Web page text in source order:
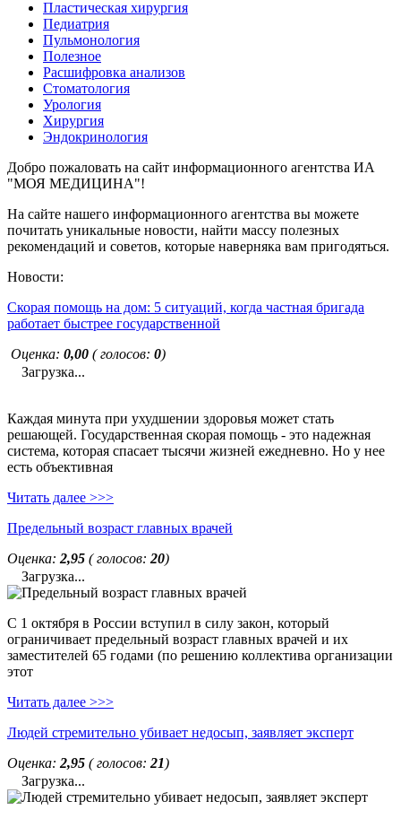
Пластическая хирургия
Педиатрия
Пульмонология
Полезное
Расшифровка анализов
Стоматология
Урология
Хирургия
Эндокринология
Добро пожаловать на сайт информационного агентства ИА
"МОЯ МЕДИЦИНА"!
На сайте нашего информационного агентства вы можете
почитать уникальные новости, найти массу полезных
рекомендаций и советов, которые наверняка вам пригодяться.
Новости:
Скорая помощь на дом: 5 ситуаций, когда частная бригада
работает быстрее государственной
Оценка: 0,00 ( голосов: 0)
Загрузка...
Каждая минута при ухудшении здоровья может стать
решающей. Государственная скорая помощь - это надежная
система, которая спасает тысячи жизней ежедневно. Но у нее
есть объективная
Читать далее >>>
Предельный возраст главных врачей
Оценка: 2,95 ( голосов: 20)
Загрузка...
С 1 октября в России вступил в силу закон, который
ограничивает предельный возраст главных врачей и их
заместителей 65 годами (по решению коллектива организации
этот
Читать далее >>>
Людей стремительно убивает недосып, заявляет эксперт
Оценка: 2,95 ( голосов: 21)
Загрузка...